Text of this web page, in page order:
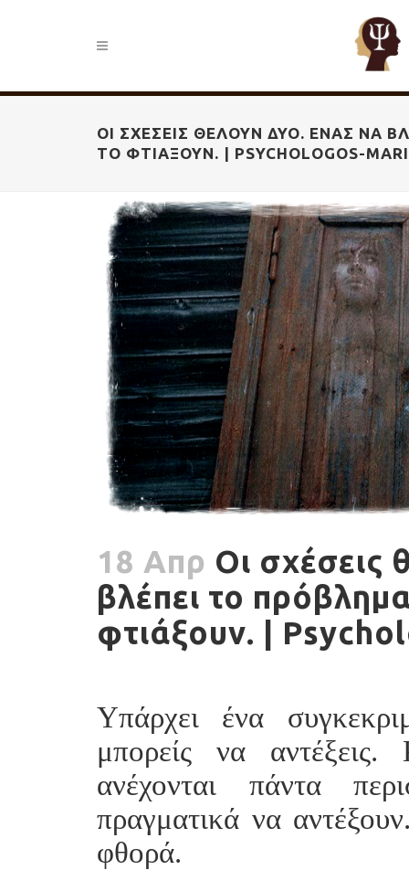
ΟΙ ΣΧΈΣΕΙΣ ΘΈΛΟΥΝ ΔΎΟ. ΈΝΑΣ ΝΑ
ΤΟ ΦΤΙΆΞΟΥΝ. | PSYCHOLOGOS-
18 Απρ Οι σχέσεις
βλέπει το
φτιάξουν. |
Υπάρχει ένα
μπορείς να
ανέχονται πάντα
πραγματικά να
φθορά.